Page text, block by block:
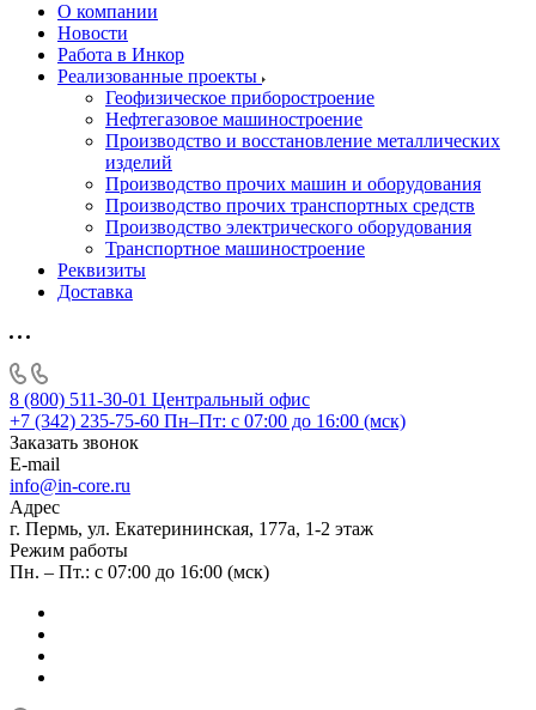
О компании
Новости
Работа в Инкор
Реализованные проекты
Геофизическое приборостроение
Нефтегазовое машиностроение
Производство и восстановление металлических
изделий
Производство прочих машин и оборудования
Производство прочих транспортных средств
Производство электрического оборудования
Транспортное машиностроение
Реквизиты
Доставка
8 (800) 511-30-01 Центральный офис
+7 (342) 235-75-60 Пн–Пт: с 07:00 до 16:00 (мск)
Заказать звонок
E-mail
info@in-core.ru
Адрес
г. Пермь, ул. ​Екатерининская, 177а, ​1-2 этаж
Режим работы
Пн. – Пт.: с 07:00 до 16:00 (мск)